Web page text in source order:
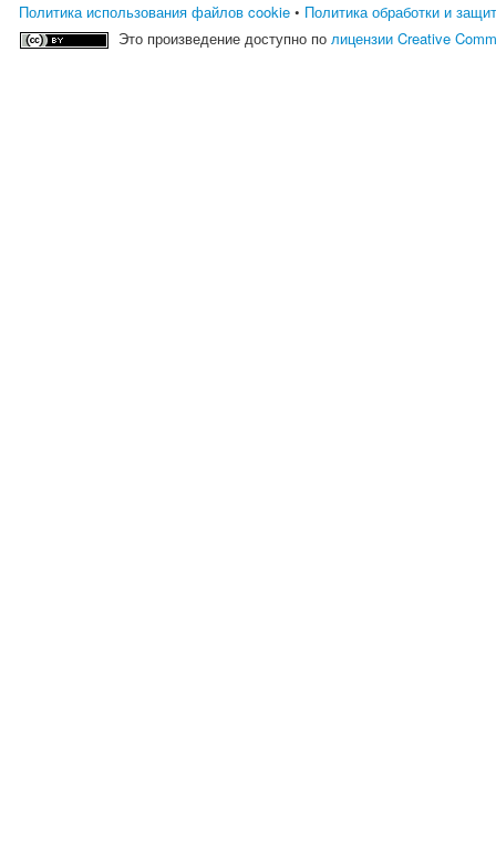
Политика использования файлов cookie • Политика обработки и
Это произведение доступно полицензии Creative